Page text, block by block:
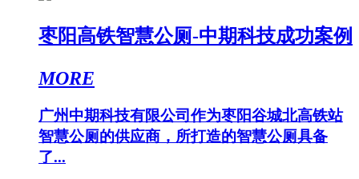
枣阳高铁智慧公厕-中期科技成功案例
MORE
广州中期科技有限公司作为枣阳谷城北高铁站
智慧公厕的供应商，所打造的智慧公厕具备
了...